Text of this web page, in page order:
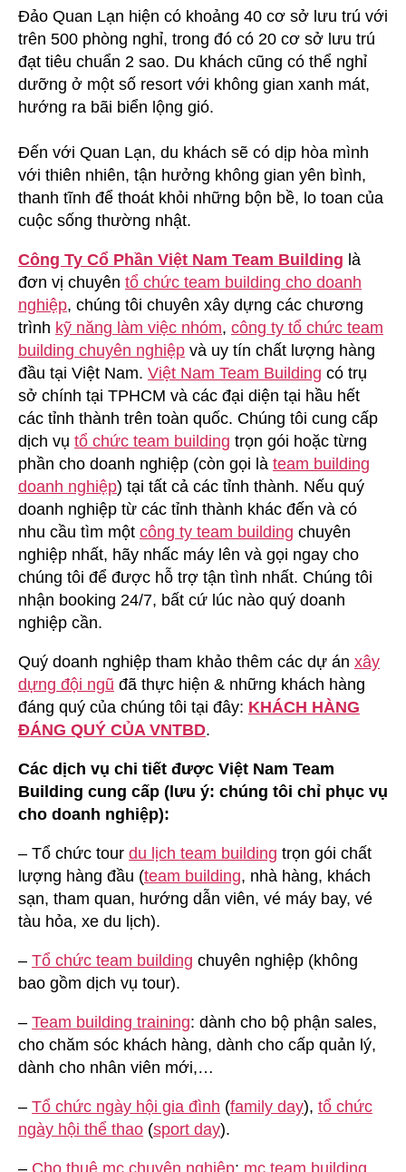
Đảo Quan Lạn hiện có khoảng 40 cơ sở lưu trú với
trên 500 phòng nghỉ, trong đó có 20 cơ sở lưu trú
đạt tiêu chuẩn 2 sao. Du khách cũng có thể nghỉ
dưỡng ở một số resort với không gian xanh mát,
hướng ra bãi biển lộng gió.
Đến với Quan Lạn, du khách sẽ có dịp hòa mình
với thiên nhiên, tận hưởng không gian yên bình,
thanh tĩnh để thoát khỏi những bộn bề, lo toan của
cuộc sống thường nhật.
Công Ty Cổ Phần Việt Nam Team Building là
đơn vị chuyên tổ chức team building cho doanh
nghiệp, chúng tôi chuyên xây dựng các chương
trình kỹ năng làm việc nhóm, công ty tổ chức team
building chuyên nghiệp và uy tín chất lượng hàng
đầu tại Việt Nam. Việt Nam Team Building có trụ
sở chính tại TPHCM và các đại diện tại hầu hết
các tỉnh thành trên toàn quốc. Chúng tôi cung cấp
dịch vụ tổ chức team building trọn gói hoặc từng
phần cho doanh nghiệp (còn gọi là team building
doanh nghiệp) tại tất cả các tỉnh thành. Nếu quý
doanh nghiệp từ các tỉnh thành khác đến và có
nhu cầu tìm một công ty team building chuyên
nghiệp nhất, hãy nhấc máy lên và gọi ngay cho
chúng tôi để được hỗ trợ tận tình nhất. Chúng tôi
nhận booking 24/7, bất cứ lúc nào quý doanh
nghiệp cần.
Quý doanh nghiệp tham khảo thêm các dự án xây
dựng đội ngũ đã thực hiện & những khách hàng
đáng quý của chúng tôi tại đây: KHÁCH HÀNG
ĐÁNG QUÝ CỦA VNTBD.
Các dịch vụ chi tiết được Việt Nam Team
Building cung cấp (lưu ý: chúng tôi chỉ phục vụ
cho doanh nghiệp):
– Tổ chức tour du lịch team building trọn gói chất
lượng hàng đầu (team building, nhà hàng, khách
sạn, tham quan, hướng dẫn viên, vé máy bay, vé
tàu hỏa, xe du lịch).
– Tổ chức team building chuyên nghiệp (không
bao gồm dịch vụ tour).
– Team building training: dành cho bộ phận sales,
cho chăm sóc khách hàng, dành cho cấp quản lý,
dành cho nhân viên mới,…
– Tổ chức ngày hội gia đình (family day), tổ chức
ngày hội thể thao (sport day).
– Cho thuê mc chuyên nghiệp: mc team building,